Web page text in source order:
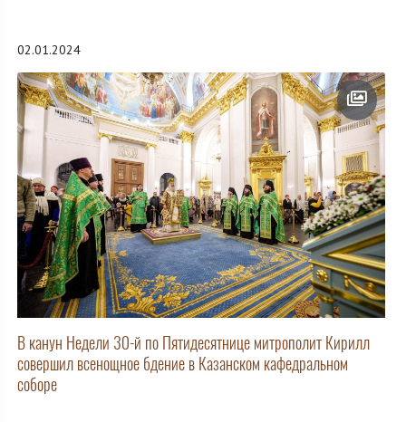
02.01.2024
В канун Недели 30-й по Пятидесятнице митрополит Кирилл
совершил всенощное бдение в Казанском кафедральном
соборе